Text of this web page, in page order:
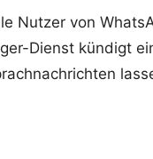
Nutzer von
Dienst kündigt